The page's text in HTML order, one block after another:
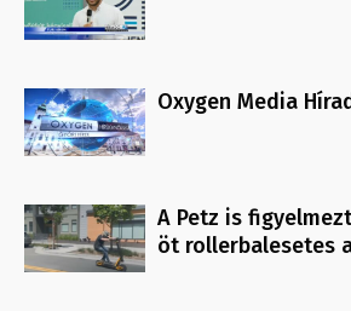
Oxygen Media
A Petz is
öt rollerbalesetes